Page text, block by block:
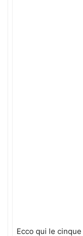
Ecco qui le cinque